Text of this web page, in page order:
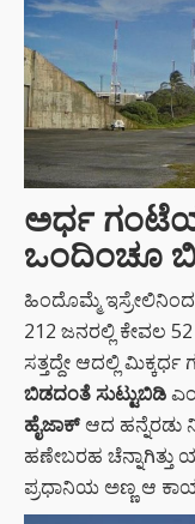
ಅರ್ಧ
ಒಂದಿಂಚೂ
ಹಿಂದೊಮ್ಮೆ ಇಸ್ರೇಲಿನಿಂದ
212 ಜನರಲ್ಲಿ ಕೇವಲ
ಸತ್ತದ್ದೇ ಆದಲ್ಲಿ
ಬಿಡದಂತೆ ಸುಟ್ಟುಬಿಡಿ
ಹೈಜಾಕ್ ಆದ ಹನ್ನೆರಡು
ಹಣೇಬರಹ
ಪ್ರಧಾನಿಯ ಅಣ್ಣ ಆ